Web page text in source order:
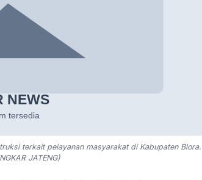
terkait pelayanan masyarakat di Kabupaten Blora.
JATENG)